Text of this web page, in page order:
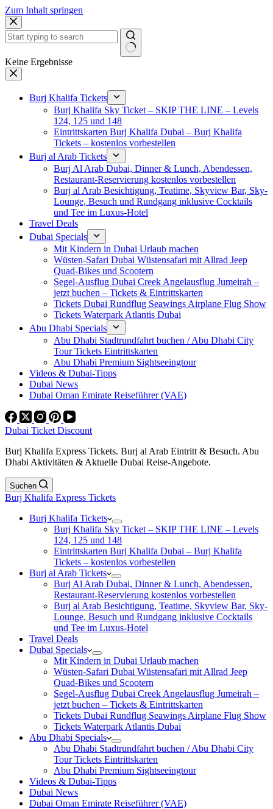
Zum Inhalt springen
Keine Ergebnisse
Burj Khalifa Tickets
Burj Khalifa Sky Ticket – SKIP THE LINE – Levels
124, 125 und 148
Eintrittskarten Burj Khalifa Dubai – Burj Khalifa
Tickets – kostenlos vorbestellen
Burj al Arab Tickets
Burj Al Arab Dubai, Dinner & Lunch, Abendessen,
Restaurant-Reservierung kostenlos vorbestellen
Burj al Arab Besichtigung, Teatime, Skyview Bar, Sky-
Lounge, Besuch und Rundgang inklusive Cocktails
und Tee im Luxus-Hotel
Travel Deals
Dubai Specials
Mit Kindern in Dubai Urlaub machen
Wüsten-Safari Dubai Wüstensafari mit Allrad Jeep
Quad-Bikes und Scootern
Segel-Ausflug Dubai Creek Angelausflug Jumeirah –
jetzt buchen – Tickets & Eintrittskarten
Tickets Dubai Rundflug Seawings Airplane Flug Show
Tickets Waterpark Atlantis Dubai
Abu Dhabi Specials
Abu Dhabi Stadtrundfahrt buchen / Abu Dhabi City
Tour Tickets Eintrittskarten
Abu Dhabi Premium Sightseeingtour
Videos & Dubai-Tipps
Dubai News
Dubai Oman Emirate Reiseführer (VAE)
Dubai Ticket Discount
Burj Khalifa Express Tickets. Burj al Arab Eintritt & Besuch. Abu
Dhabi Aktivitäten & Aktuelle Dubai Reise-Angebote.
Suchen
Burj Khalifa Express Tickets
Burj Khalifa Tickets
Burj Khalifa Sky Ticket – SKIP THE LINE – Levels
124, 125 und 148
Eintrittskarten Burj Khalifa Dubai – Burj Khalifa
Tickets – kostenlos vorbestellen
Burj al Arab Tickets
Burj Al Arab Dubai, Dinner & Lunch, Abendessen,
Restaurant-Reservierung kostenlos vorbestellen
Burj al Arab Besichtigung, Teatime, Skyview Bar, Sky-
Lounge, Besuch und Rundgang inklusive Cocktails
und Tee im Luxus-Hotel
Travel Deals
Dubai Specials
Mit Kindern in Dubai Urlaub machen
Wüsten-Safari Dubai Wüstensafari mit Allrad Jeep
Quad-Bikes und Scootern
Segel-Ausflug Dubai Creek Angelausflug Jumeirah –
jetzt buchen – Tickets & Eintrittskarten
Tickets Dubai Rundflug Seawings Airplane Flug Show
Tickets Waterpark Atlantis Dubai
Abu Dhabi Specials
Abu Dhabi Stadtrundfahrt buchen / Abu Dhabi City
Tour Tickets Eintrittskarten
Abu Dhabi Premium Sightseeingtour
Videos & Dubai-Tipps
Dubai News
Dubai Oman Emirate Reiseführer (VAE)